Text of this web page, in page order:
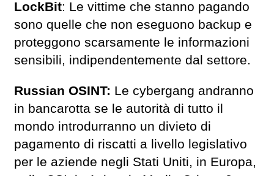
LockBit: Le vittime che stanno pagando
sono quelle che non eseguono backup e
proteggono scarsamente le informazioni
sensibili, indipendentemente dal settore.
Russian OSINT: Le cybergang andranno
in bancarotta se le autorità di tutto il
mondo introdurranno un divieto di
pagamento di riscatti a livello legislativo
per le aziende negli Stati Uniti, in Europa,